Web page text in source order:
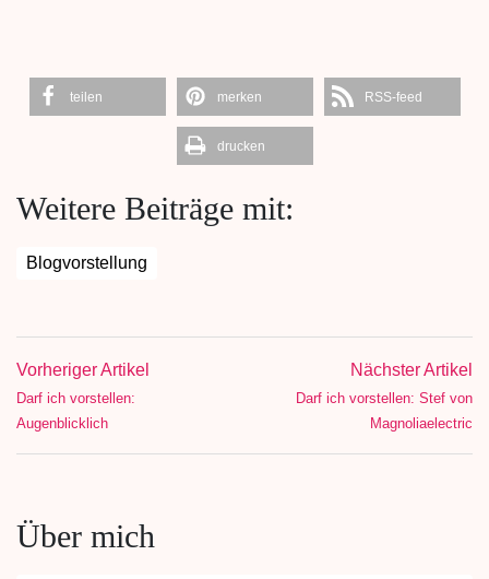
teilen merken RSS-feed
drucken
Weitere Beiträge mit:
Blogvorstellung
Vorheriger Artikel
Darf ich vorstellen:
Augenblicklich
Nächster Artikel
Darf ich vorstellen: Stef von
Magnoliaelectric
Über mich